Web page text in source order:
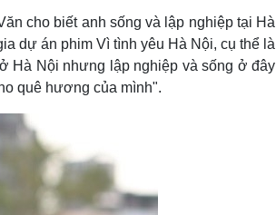
cho biết anh sống và lập nghiệp tại Hà
dự án phim Vì tình yêu Hà Nội, cụ thể là
Hà Nội nhưng lập nghiệp và sống ở đây
quê hương của mình".